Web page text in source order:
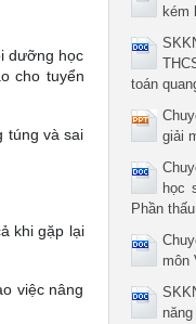
dưỡng học
cho tuyển
túng và sai
khi gặp lại
việc nâng
kém
toán
giải
học
Phần
môn